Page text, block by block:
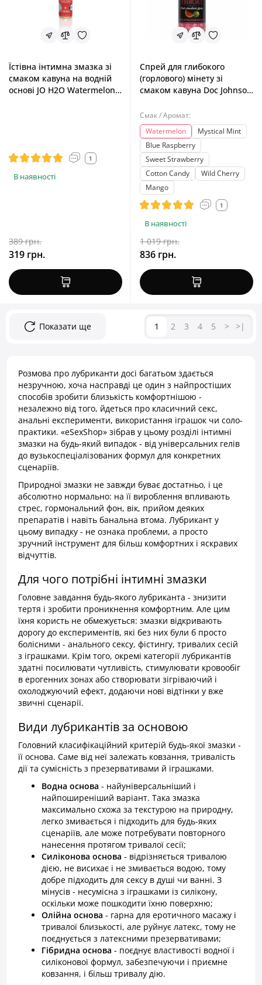
Їстівна інтимна змазка зі
смаком кавуна на водній
основі JO H2O Watermelon,
1
В наявності
389 грн.
319 грн.
Спрей для глибокого
(горлового) мінету зі
смаком кавуна Doc Johnson
Spray Watermelon, 59 ml
Смак / Аромат:
Watermelon
Mystical Mint
Blue Raspberry
Sweet Strawberry
Cotton Candy
Wild Cherry
Mango
1
В наявності
1 019 грн.
836 грн.
Показати ще 1 2 3 4 5 > >|
Розмова про лубриканти досі багатьом здається
незручною, хоча насправді це один з найпростіших
способів зробити близькість комфортнішою -
незалежно від того, йдеться про класичний секс,
анальні експерименти, використання іграшок чи соло-
практики. «eSexShop» зібрав у цьому розділі інтимні
змазки на будь-який випадок - від універсальних гелів
до вузькоспеціалізованих формул для конкретних
сценаріїв.
Природної змазки не завжди буває достатньо, і це
абсолютно нормально: на її вироблення впливають
стрес, гормональний фон, вік, прийом деяких
препаратів і навіть банальна втома. Лубрикант у
цьому випадку - не ознака проблеми, а просто
зручний інструмент для більш комфортних і яскравих
відчуттів.
Для чого потрібні інтимні змазки
Головне завдання будь-якого лубриканта - знизити
тертя і зробити проникнення комфортним. Але цим
їхня користь не обмежується: змазки відкривають
дорогу до експериментів, які без них були б просто
болісними - анального сексу, фістингу, тривалих сесій
з іграшками. Крім того, окремі категорії лубрикантів
здатні посилювати чутливість, стимулювати кровообіг
в ерогенних зонах або створювати зігріваючий і
охолоджуючий ефект, додаючи нові відтінки у вже
звичні сценарії.
Види лубрикантів за основою
Головний класифікаційний критерій будь-якої змазки -
її основа. Саме від неї залежать ковзання, тривалість
дії та сумісність з презервативами й іграшками.
Водна основа - найуніверсальніший і
найпоширеніший варіант. Така змазка
максимально схожа за текстурою на природну,
легко змивається і підходить для будь-яких
сценаріїв, але може потребувати повторного
нанесення протягом тривалої сесії;
Силіконова основа - відрізняється тривалою
дією, не висихає і не змивається водою, тому
добре підходить для сексу в душі чи ванні. З
мінусів - несумісна з іграшками із силікону,
оскільки може пошкодити їхню поверхню;
Олійна основа - гарна для еротичного масажу і
тривалої близькості, але руйнує латекс, тому не
поєднується з латексними презервативами;
Гібридна основа - поєднує властивості водної і
силіконової формул, забезпечуючи і приємне
ковзання, і більш тривалу дію.